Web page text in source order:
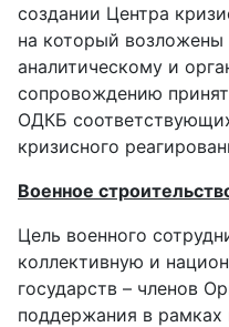
создании Центра
на который
аналитическому и
сопровождению
ОДКБ
кризисного
Военное
Цель военного
коллективную и
государств – членов
поддержания в